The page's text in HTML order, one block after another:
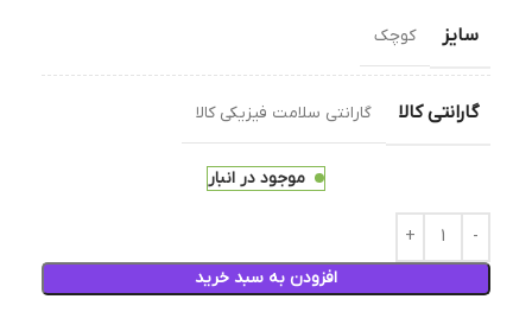
سایز کوچک
گارانتی کالا گارانتی سلامت فیزیکی کالا
موجود در انبار
افزودن به سبد خرید